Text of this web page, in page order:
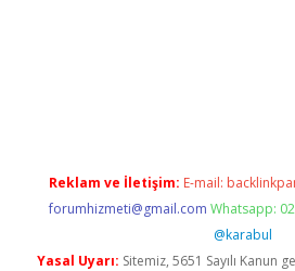
Reklam ve İletişim: E-mail:
forumhizmeti@gmail.com Whatsapp:
@karabul
Yasal Uyarı: Sitemiz, 5651 Sayılı Kanun